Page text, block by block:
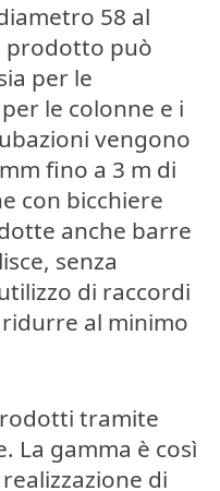
58 al
prodotto può
per le
le colonne e i
vengono
fino a 3 m di
con bicchiere
anche barre
senza
di raccordi
al minimo
tramite
La gamma è così
di